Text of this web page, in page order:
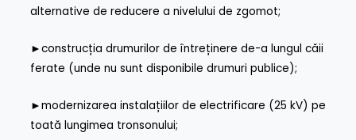
alternative de reducere a nivelului de zgomot;
►construcția drumurilor de întreținere de-a lungul căii
ferate (unde nu sunt disponibile drumuri publice);
►modernizarea instalațiilor de electrificare (25 kV) pe
toată lungimea tronsonului;